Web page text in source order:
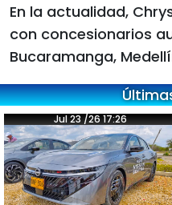
En la actualidad,
con concesionarios
Bucaramanga,
Jul 23 /26 17:26